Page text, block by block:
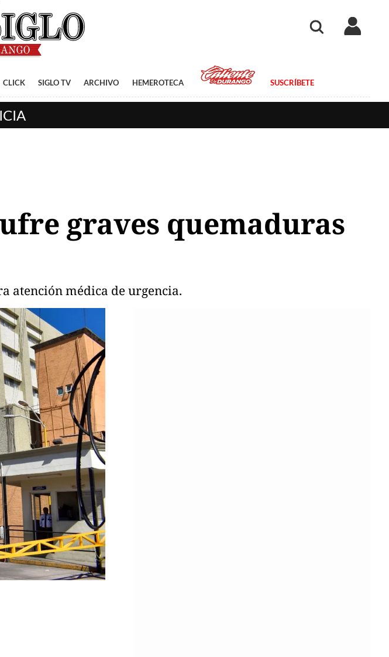
CLICK SIGLO TV ARCHIVO HEMEROTECA SUSCRÍBETE
graves quemaduras
atención médica de urgencia.